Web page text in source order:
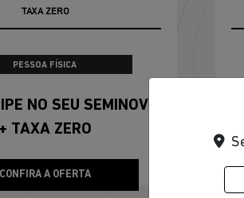
TABELA FIPE NO SEU USADO
PESSOA FÍSICA
+ TAXA ZERO
CONFIRA A OFERTA